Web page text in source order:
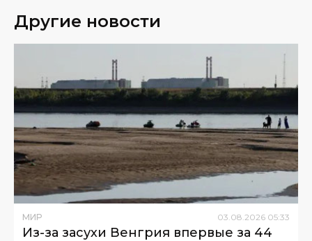
Другие новости
МИР 03 08 2026 05:33
Из-за засухи Венгрия впервые за 44